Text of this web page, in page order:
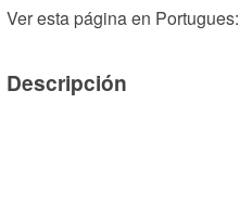
Ver esta página en Portugues:
Descripción